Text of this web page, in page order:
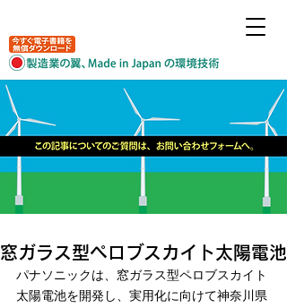
窓ガラス型ペロブスカイト太陽電池
パナソニックは、窓ガラス型ペロブスカイト
太陽電池を開発し、実用化に向けて神奈川県